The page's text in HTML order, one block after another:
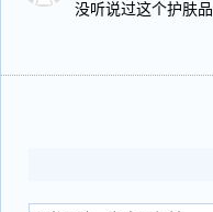
没听说过这个护肤品